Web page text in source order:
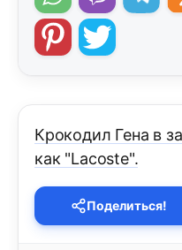
Крокодил Гена в
как "Lacoste".
Поделиться!